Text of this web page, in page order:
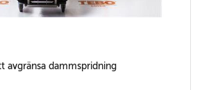
avgränsa dammspridning